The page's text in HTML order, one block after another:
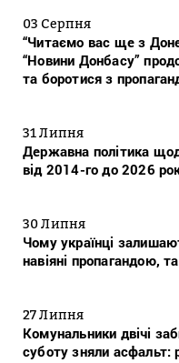
03 Серпня
“Читаємо вас ще з
“Новини Донбасу”
та боротися з
31 Липня
Державна політика
від 2014-го до 2026
30 Липня
Чому українці
навіяні пропагандою,
27 Липня
Комунальники двічі
суботу зняли асфальт: